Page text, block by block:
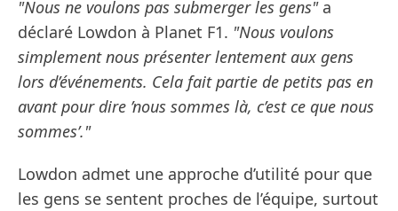
"Nous ne voulons pas submerger les gens"a
déclaré Lowdon à Planet F1. "Nous voulons
simplement nous présenter lentement aux gens
lors d’événements. Cela fait partie de petits pas en
avant pour dire ’nous sommes là, c’est ce que nous
sommes’."
Lowdon admet une approche d’utilité pour que
les gens se sentent proches de l’équipe, surtout